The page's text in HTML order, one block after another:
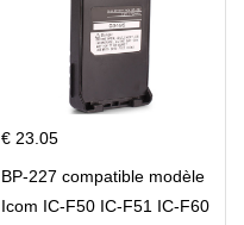
€ 23.05
BP-227 compatible modèle
Icom IC-F50 IC-F51 IC-F60